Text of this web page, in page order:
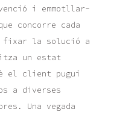
i emmotllar-
concorre cada
fixar la solució a
un estat
el client pugui
a diverses
Una vegada